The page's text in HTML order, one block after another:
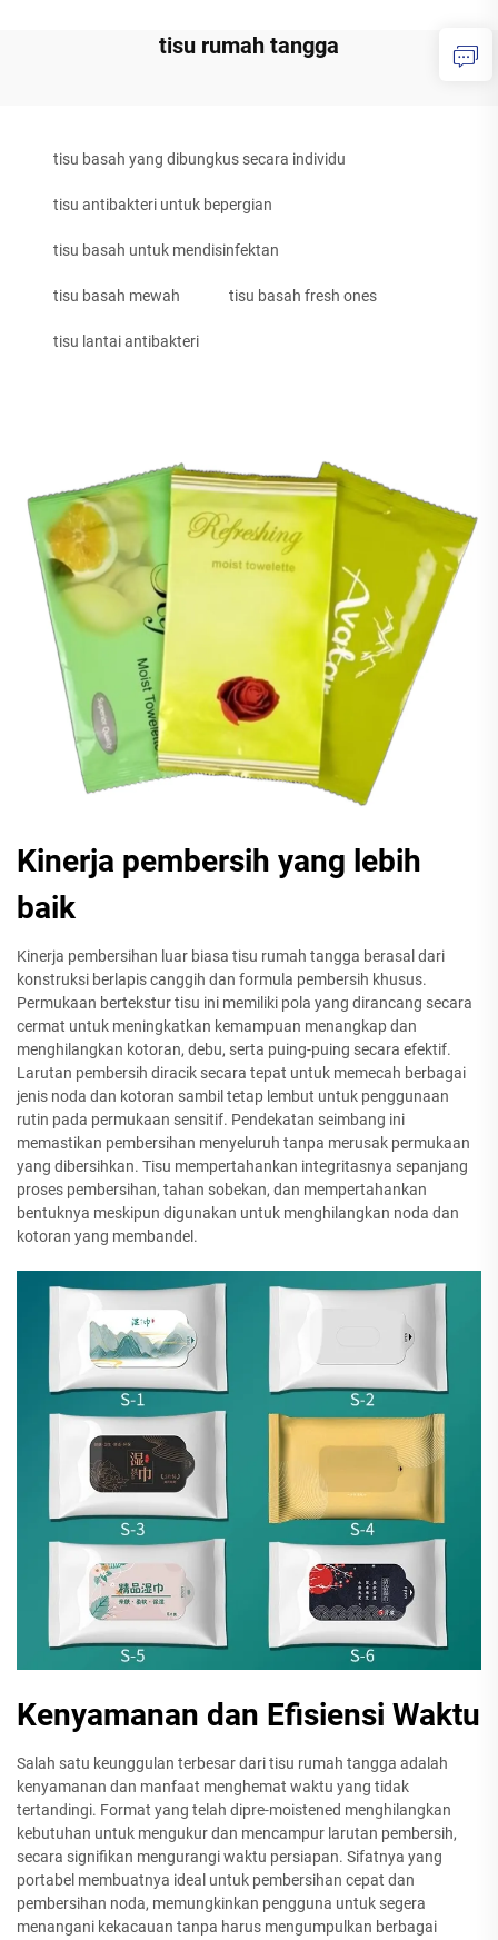
tisu rumah tangga
tisu basah yang dibungkus secara individu
tisu antibakteri untuk bepergian
tisu basah untuk mendisinfektan
tisu basah mewah tisu basah fresh ones
tisu lantai antibakteri
Kinerja pembersih yang lebih
baik
Kinerja pembersihan luar biasa tisu rumah tangga berasal dari
konstruksi berlapis canggih dan formula pembersih khusus.
Permukaan bertekstur tisu ini memiliki pola yang dirancang secara
cermat untuk meningkatkan kemampuan menangkap dan
menghilangkan kotoran, debu, serta puing-puing secara efektif.
Larutan pembersih diracik secara tepat untuk memecah berbagai
jenis noda dan kotoran sambil tetap lembut untuk penggunaan
rutin pada permukaan sensitif. Pendekatan seimbang ini
memastikan pembersihan menyeluruh tanpa merusak permukaan
yang dibersihkan. Tisu mempertahankan integritasnya sepanjang
proses pembersihan, tahan sobekan, dan mempertahankan
bentuknya meskipun digunakan untuk menghilangkan noda dan
kotoran yang membandel.
Kenyamanan dan Efisiensi Waktu
Salah satu keunggulan terbesar dari tisu rumah tangga adalah
kenyamanan dan manfaat menghemat waktu yang tidak
tertandingi. Format yang telah dipre-moistened menghilangkan
kebutuhan untuk mengukur dan mencampur larutan pembersih,
secara signifikan mengurangi waktu persiapan. Sifatnya yang
portabel membuatnya ideal untuk pembersihan cepat dan
pembersihan noda, memungkinkan pengguna untuk segera
menangani kekacauan tanpa harus mengumpulkan berbagai